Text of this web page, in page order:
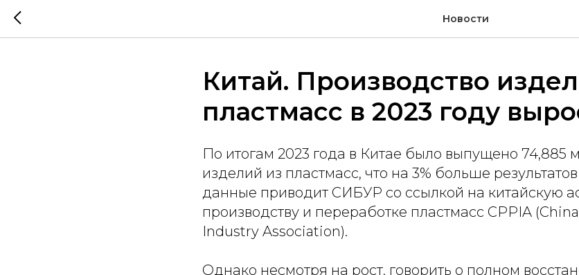
Новости
Китай. Производство
пластмасс в 2023 году
По итогам 2023 года в Китае было выпущено 74,885
изделий из пластмасс, что на 3% больше
данные приводит СИБУР со ссылкой на китайскую
производству и переработке пластмасс CPPIA
Industry Association).
Однако несмотря на рост, говорить о полном